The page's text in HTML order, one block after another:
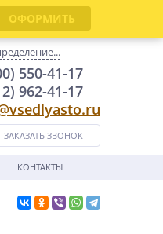
550-41-17
962-41-17
ЗАКАЗАТЬ ЗВОНОК
КОНТАКТЫ
ОФОРМИТЬ